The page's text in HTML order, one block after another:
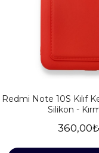
Redmi Note 10S Kılıf
Silikon -
360,00₺